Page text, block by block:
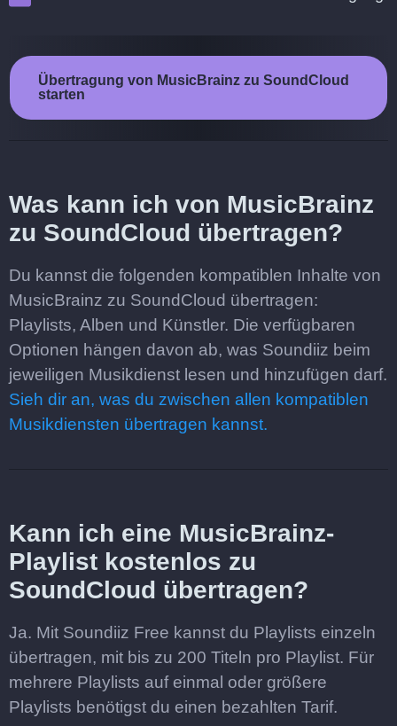
Übertragung von MusicBrainz zu SoundCloud
starten
Was kann ich von MusicBrainz
zu SoundCloud übertragen?
Du kannst die folgenden kompatiblen Inhalte von
MusicBrainz zu SoundCloud übertragen:
Playlists, Alben und Künstler. Die verfügbaren
Optionen hängen davon ab, was Soundiiz beim
jeweiligen Musikdienst lesen und hinzufügen darf.
Sieh dir an, was du zwischen allen kompatiblen
Musikdiensten übertragen kannst.
Kann ich eine MusicBrainz-
Playlist kostenlos zu
SoundCloud übertragen?
Ja. Mit Soundiiz Free kannst du Playlists einzeln
übertragen, mit bis zu 200 Titeln pro Playlist. Für
mehrere Playlists auf einmal oder größere
Playlists benötigst du einen bezahlten Tarif.